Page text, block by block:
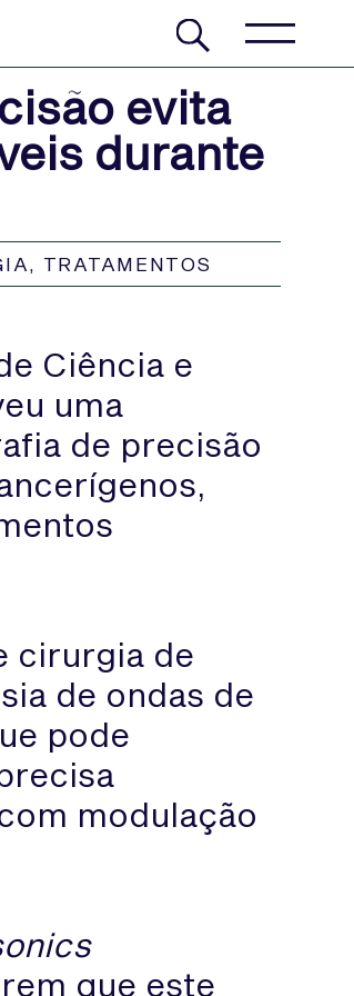
evita
durante
, TRATAMENTOS
Ciência e
uma
de precisão
cirurgia de
de ondas de
pode
modulação
que este